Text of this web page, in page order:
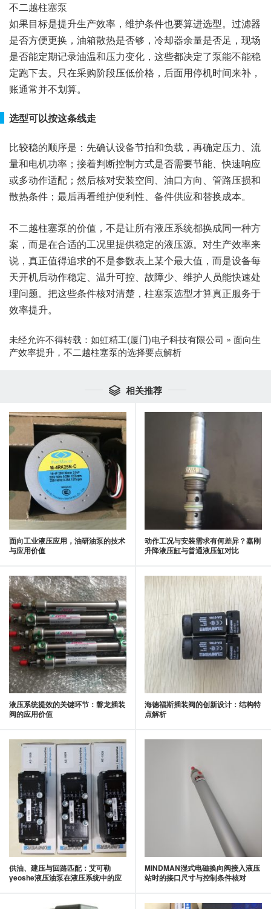
不二越柱塞泵
如果目标是提升生产效率，维护条件也要算进选型。过滤器
是否方便更换，油箱散热是否够，冷却器余量是否足，现场
是否能定期记录油温和压力变化，这些都决定了泵能不能稳
定跑下去。只在采购阶段压低价格，后面用停机时间来补，
账通常并不划算。
选型可以按这条线走
比较稳的顺序是：先确认设备节拍和负载，再确定压力、流
量和电机功率；接着判断控制方式是否需要节能、快速响应
或多动作适配；然后核对安装空间、油口方向、管路压损和
散热条件；最后再看维护便利性、备件供应和替换成本。
不二越柱塞泵的价值，不是让所有液压系统都换成同一种方
案，而是在合适的工况里提供稳定的液压源。对生产效率来
说，真正值得追求的不是参数表上某个最大值，而是设备每
天开机后动作稳定、温升可控、故障少、维护人员能快速处
理问题。把这些条件核对清楚，柱塞泵选型才算真正服务于
效率提升。
未经允许不得转载： 如虹精工(厦门)电子科技有限公司 » 面向生
产效率提升，不二越柱塞泵的选择要点解析
 相关推荐
面向工业液压应用，油研油泵的技术
与应用价值
动作工况与安装需求有何差异？嘉刚
升降液压缸与普通液压缸对比
液压系统提效的关键环节：磐龙插装
阀的应用价值
海德福斯插装阀的创新设计：结构特
点解析
供油、建压与回路匹配：艾可勒
yeoshe液压油泵在液压系统中的应
MINDMAN湿式电磁换向阀接入液压
站时的接口尺寸与控制条件核对